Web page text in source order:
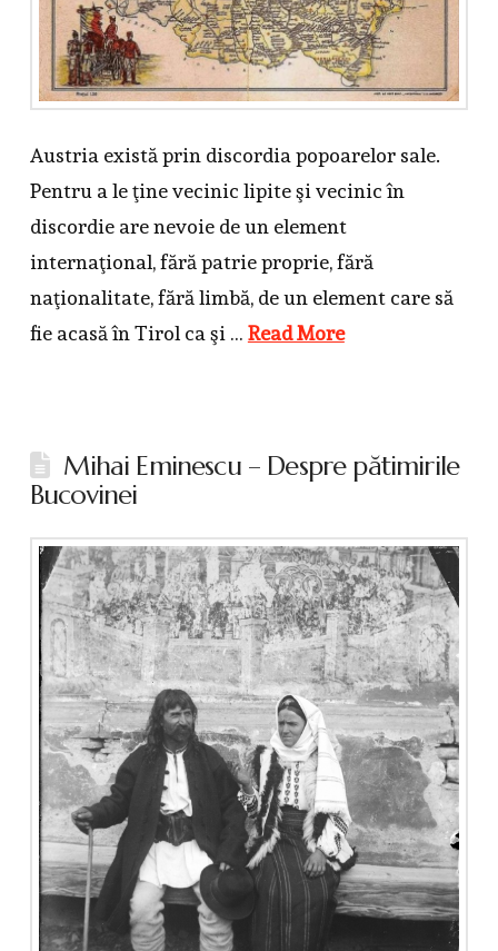
Austria există prin discordia popoarelor sale.
Pentru a le ţine vecinic lipite şi vecinic în
discordie are nevoie de un element
internaţional, fără patrie proprie, fără
naţionalitate, fără limbă, de un element care să
fie acasă în Tirol ca şi … Read More
Mihai Eminescu – Despre pătimirile
Bucovinei